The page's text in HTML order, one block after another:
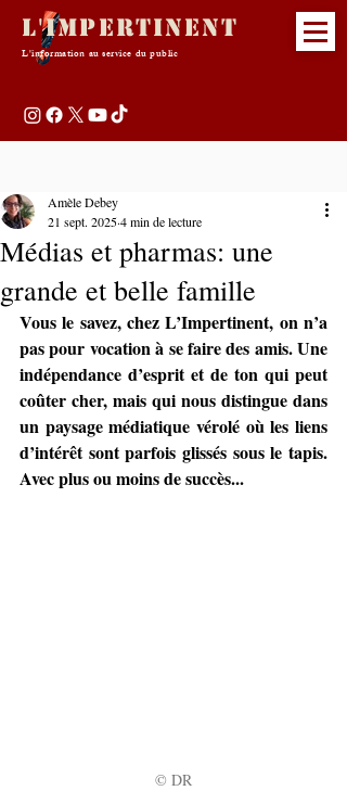
L'Impertinent
L'information au service du public
Médias et pharmas: une
grande et belle famille
Amèle Debey
21 sept. 20254 min de lecture
Vous le savez, chez L’Impertinent, on n’a
pas pour vocation à se faire des amis. Une
indépendance d’esprit et de ton qui peut
coûter cher, mais qui nous distingue dans
un paysage médiatique vérolé où les liens
d’intérêt sont parfois glissés sous le tapis.
Avec plus ou moins de succès...
© DR